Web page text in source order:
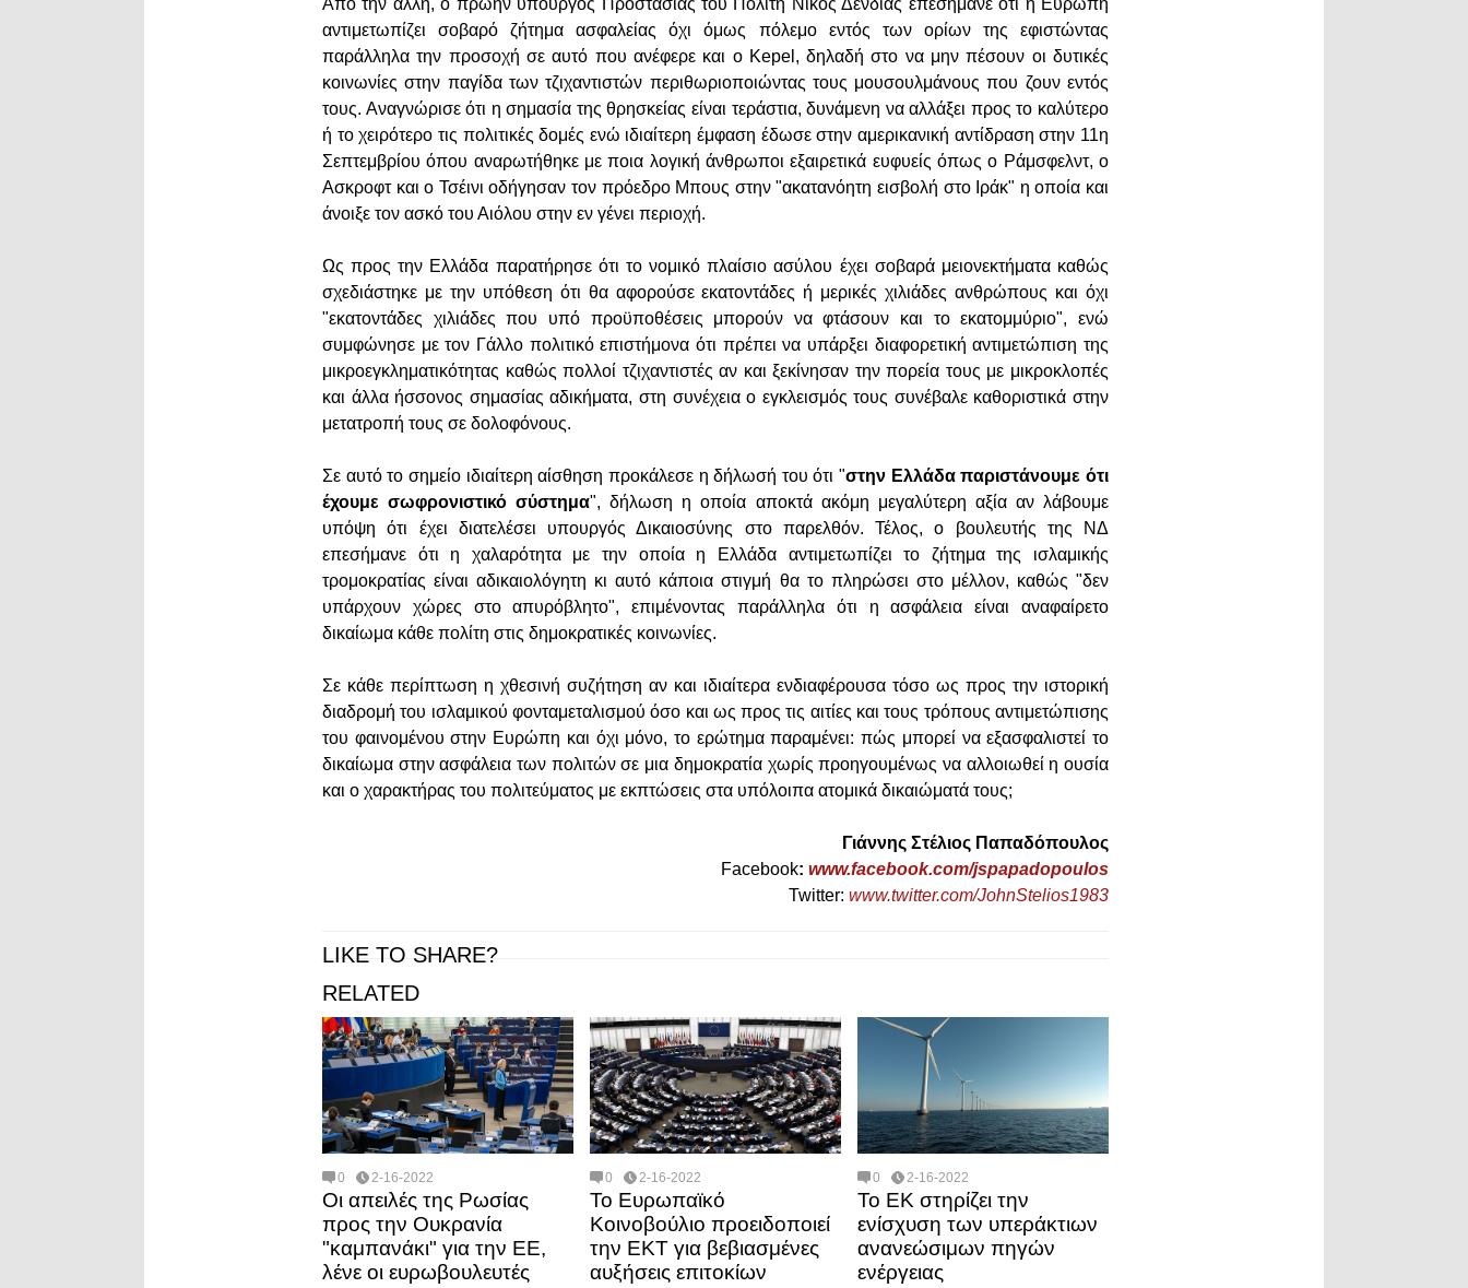
Από την άλλη, ο πρώην υπουργός Προστασίας του Πολίτη Νίκος Δένδιας επεσήμανε ότι η Ευρώπη
αντιμετωπίζει σοβαρό ζήτημα ασφαλείας όχι όμως πόλεμο εντός των ορίων της εφιστώντας
παράλληλα την προσοχή σε αυτό που ανέφερε και ο Kepel, δηλαδή στο να μην πέσουν οι δυτικές
κοινωνίες στην παγίδα των τζιχαντιστών περιθωριοποιώντας τους μουσουλμάνους που ζουν εντός
τους. Αναγνώρισε ότι η σημασία της θρησκείας είναι τεράστια, δυνάμενη να αλλάξει προς το καλύτερο
ή το χειρότερο τις πολιτικές δομές ενώ ιδιαίτερη έμφαση έδωσε στην αμερικανική αντίδραση στην 11η
Σεπτεμβρίου όπου αναρωτήθηκε με ποια λογική άνθρωποι εξαιρετικά ευφυείς όπως ο Ράμσφελντ, ο
Ασκροφτ και ο Τσέινι οδήγησαν τον πρόεδρο Μπους στην "ακατανόητη εισβολή στο Ιράκ" η οποία και
άνοιξε τον ασκό του Αιόλου στην εν γένει περιοχή.
Ως προς την Ελλάδα παρατήρησε ότι το νομικό πλαίσιο ασύλου έχει σοβαρά μειονεκτήματα καθώς
σχεδιάστηκε με την υπόθεση ότι θα αφορούσε εκατοντάδες ή μερικές χιλιάδες ανθρώπους και όχι
"εκατοντάδες χιλιάδες που υπό προϋποθέσεις μπορούν να φτάσουν και το εκατομμύριο", ενώ
συμφώνησε με τον Γάλλο πολιτικό επιστήμονα ότι πρέπει να υπάρξει διαφορετική αντιμετώπιση της
μικροεγκληματικότητας καθώς πολλοί τζιχαντιστές αν και ξεκίνησαν την πορεία τους με μικροκλοπές
και άλλα ήσσονος σημασίας αδικήματα, στη συνέχεια ο εγκλεισμός τους συνέβαλε καθοριστικά στην
μετατροπή τους σε δολοφόνους.
Σε αυτό το σημείο ιδιαίτερη αίσθηση προκάλεσε η δήλωσή του ότι "στην Ελλάδα παριστάνουμε ότι
έχουμε σωφρονιστικό σύστημα", δήλωση η οποία αποκτά ακόμη μεγαλύτερη αξία αν λάβουμε
υπόψη ότι έχει διατελέσει υπουργός Δικαιοσύνης στο παρελθόν. Τέλος, ο βουλευτής της ΝΔ
επεσήμανε ότι η χαλαρότητα με την οποία η Ελλάδα αντιμετωπίζει το ζήτημα της ισλαμικής
τρομοκρατίας είναι αδικαιολόγητη κι αυτό κάποια στιγμή θα το πληρώσει στο μέλλον, καθώς "δεν
υπάρχουν χώρες στο απυρόβλητο", επιμένοντας παράλληλα ότι η ασφάλεια είναι αναφαίρετο
δικαίωμα κάθε πολίτη στις δημοκρατικές κοινωνίες.
Σε κάθε περίπτωση η χθεσινή συζήτηση αν και ιδιαίτερα ενδιαφέρουσα τόσο ως προς την ιστορική
διαδρομή του ισλαμικού φονταμεταλισμού όσο και ως προς τις αιτίες και τους τρόπους αντιμετώπισης
του φαινομένου στην Ευρώπη και όχι μόνο, το ερώτημα παραμένει: πώς μπορεί να εξασφαλιστεί το
δικαίωμα στην ασφάλεια των πολιτών σε μια δημοκρατία χωρίς προηγουμένως να αλλοιωθεί η ουσία
και ο χαρακτήρας του πολιτεύματος με εκπτώσεις στα υπόλοιπα ατομικά δικαιώματά τους;
Γιάννης Στέλιος Παπαδόπουλος
Facebook: www.facebook.com/jspapadopoulos
Twitter: www.twitter.com/JohnStelios1983
LIKE TO SHARE?
RELATED
0 2-16-2022
Οι απειλές της Ρωσίας
προς την Ουκρανία
"καμπανάκι" για την ΕΕ,
λένε οι ευρωβουλευτές
0 2-16-2022
Το Ευρωπαϊκό
Κοινοβούλιο προειδοποιεί
την ΕΚΤ για βεβιασμένες
αυξήσεις επιτοκίων
0 2-16-2022
Το ΕΚ στηρίζει την
ενίσχυση των υπεράκτιων
ανανεώσιμων πηγών
ενέργειας